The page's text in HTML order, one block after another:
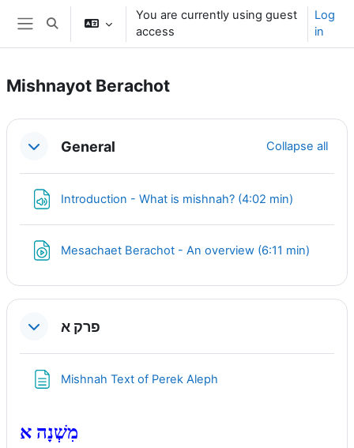
Skip to main content
Side panel
Toggle search input
You are currently using guest
access
Log
in
Mishnayot Berachot
Section outline
General Collapse all
Introduction - What is mishnah? (4:02 min)
Mesachaet Berachot - An overview (6:11 min)
פרק א
Mishnah Text of Perek Aleph
מִשְׁנָה א